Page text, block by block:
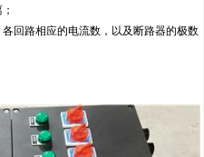
回路相应的电流数，以及断路器的极数